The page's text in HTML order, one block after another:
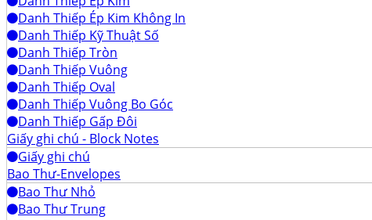
Danh Thiếp Ép Kim Không In
Danh Thiếp Kỹ Thuật Số
Danh Thiếp Tròn
Danh Thiếp Vuông
Danh Thiếp Oval
Danh Thiếp Vuông Bo Góc
Danh Thiếp Gấp Đôi
Giấy ghi chú - Block Notes
Giấy ghi chú
Bao Thư-Envelopes
Bao Thư Nhỏ
Bao Thư Trung